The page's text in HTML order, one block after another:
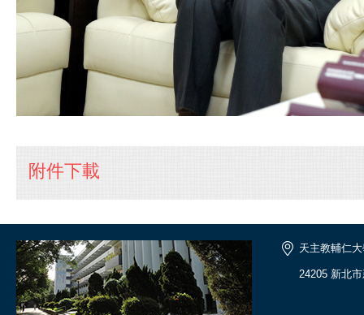
附件下載
天主教輔仁
24205 新北